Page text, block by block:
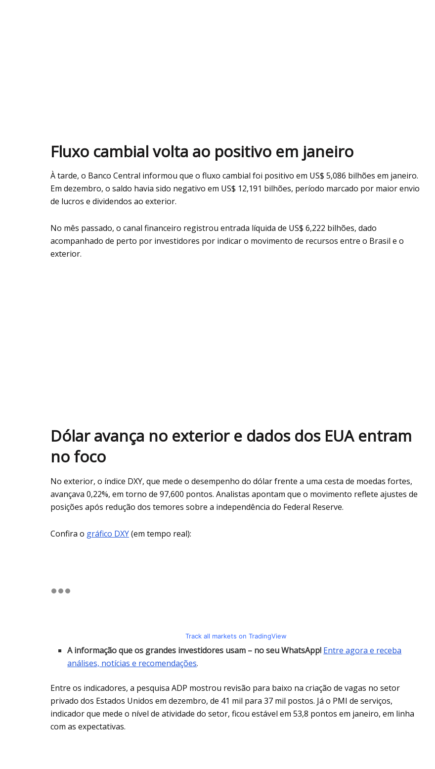
Fluxo cambial volta ao positivo em janeiro
À tarde, o Banco Central informou que o fluxo cambial foi positivo em US$ 5,086 bilhões em janeiro.
Em dezembro, o saldo havia sido negativo em US$ 12,191 bilhões, período marcado por maior envio
de lucros e dividendos ao exterior.
No mês passado, o canal financeiro registrou entrada líquida de US$ 6,222 bilhões, dado
acompanhado de perto por investidores por indicar o movimento de recursos entre o Brasil e o
exterior.
Dólar avança no exterior e dados dos EUA entram
no foco
No exterior, o índice DXY, que mede o desempenho do dólar frente a uma cesta de moedas fortes,
avançava 0,22%, em torno de 97,600 pontos. Analistas apontam que o movimento reflete ajustes de
posições após redução dos temores sobre a independência do Federal Reserve.
Confira o gráfico DXY(em tempo real):
Track all markets on TradingView
A informação que os grandes investidores usam – no seu WhatsApp! Entre agora e receba
análises, notícias e recomendações.
Entre os indicadores, a pesquisa ADP mostrou revisão para baixo na criação de vagas no setor
privado dos Estados Unidos em dezembro, de 41 mil para 37 mil postos. Já o PMI de serviços,
indicador que mede o nível de atividade do setor, ficou estável em 53,8 pontos em janeiro, em linha
com as expectativas.